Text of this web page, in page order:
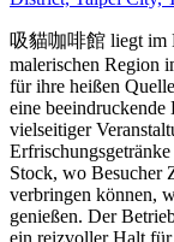
吸貓咖啡館 liegt im
malerischen Region
für ihre heißen
eine
vielseitiger
Stock, wo Besucher
verbringen können,
genießen. Der
ein reizvoller Halt für